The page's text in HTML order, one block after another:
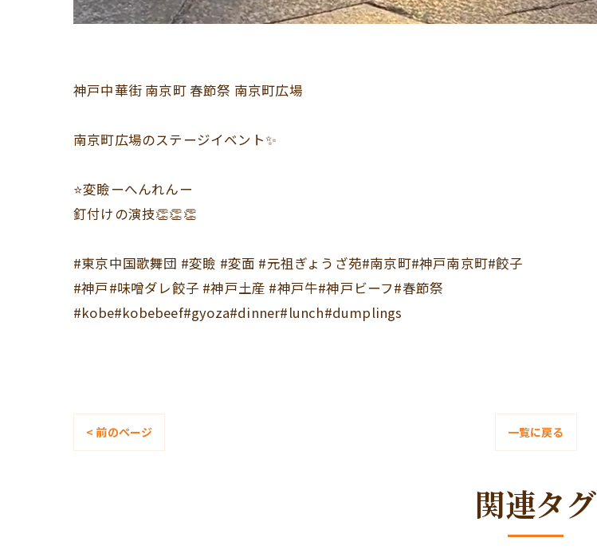
神戸中華街 南京町 春節祭 南京町広場
南京町広場のステージイベント✨
⭐️変瞼ーへんれんー
釘付けの演技👏👏👏
#東京中国歌舞団 #変瞼 #変面 #元祖ぎょうざ苑#南京町#神戸南京町#餃子
#神戸#味噌ダレ餃子 #神戸土産 #神戸牛#神戸ビーフ#春節祭
#kobe#kobebeef#gyoza#dinner#lunch#dumplings
< 前のページ 一覧に戻る
関連タグ